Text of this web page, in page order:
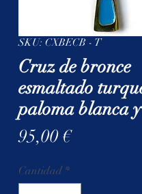
SKU: CXBECB - T
Cruz de bronce
esmaltado
paloma blanca
95,00 €Precio
Cantidad *